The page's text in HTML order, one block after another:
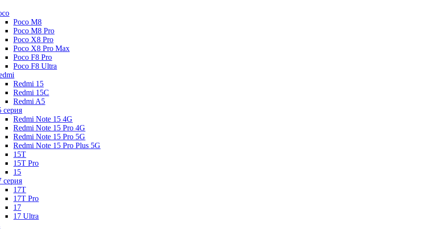
Poco M8
Poco M8 Pro
Poco X8 Pro
Poco X8 Pro Max
Poco F8 Pro
Poco F8 Ultra
Redmi 15
Redmi 15C
Redmi A5
серия
Redmi Note 15 4G
Redmi Note 15 Pro 4G
Redmi Note 15 Pro 5G
Redmi Note 15 Pro Plus 5G
15T
15T Pro
15
серия
17T
17T Pro
17
17 Ultra